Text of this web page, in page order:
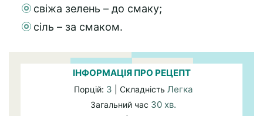
свіжа зелень – до смаку;
сіль – за смаком.
ІНФОРМАЦІЯ ПРО РЕЦЕПТ
Порцій: 3 | Складність Легка
Загальний час 30 хв.